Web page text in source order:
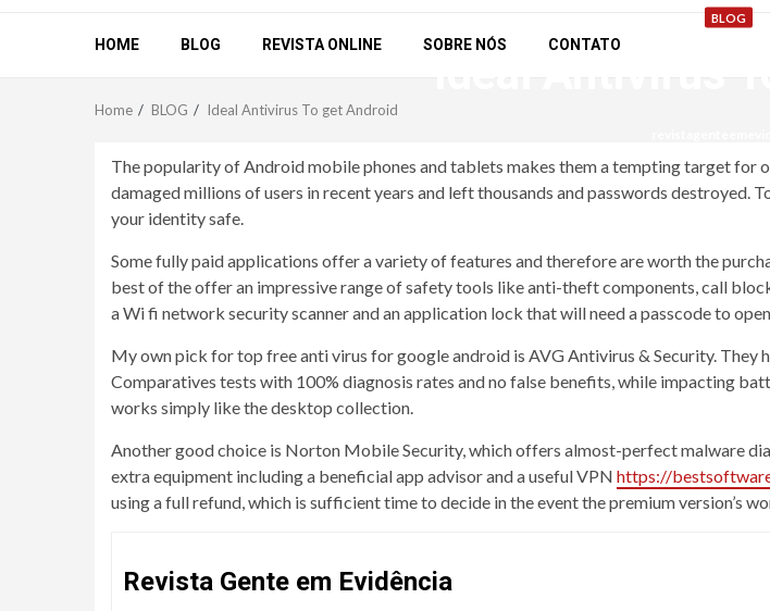
HOME BLOG REVISTA ONLINE SOBRE NÓS CONTATO
BLOG
Home BLOG Ideal Antivirus To get Android
The popularity of Android mobile phones and tablets makes them a tempting target for
damaged millions of users in recent years and left thousands and passwords destroyed.
your identity safe.
Some fully paid applications offer a variety of features and therefore are worth the
best of the offer an impressive range of safety tools like anti-theft components, call
a Wi fi network security scanner and an application lock that will need a passcode to open
My own pick for top free anti virus for google android is AVG Antivirus & Security. They
Comparatives tests with 100% diagnosis rates and no false benefits, while impacting
works simply like the desktop collection.
Another good choice is Norton Mobile Security, which offers almost-perfect malware
extra equipment including a beneficial app advisor and a useful VPN https://
using a full refund, which is sufficient time to decide in the event the premium version’s
Revista Gente em Evidência